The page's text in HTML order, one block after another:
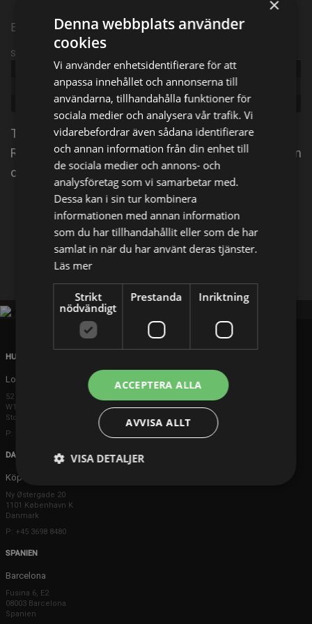
Episode 1
Sändningsinformation
Publicerad:
2022
On Their Marks Part 1
Reality
The Curse of Oak Island dokumenterar bröderna
Rick och Marty Lagina när de följer sin livslånga dröm
om att lösa det 223-åriga Oak Island-mysteriet.
E-postadress
HUVUDKONTOR
London
52 Brook Street
W1K 5DS London
Storbritannien
P: +44 203 608 8181
DANMARK
Köpenhamn
Ny Østergade 20
1101 København K
Danmark
P: +45 3698 8480
SPANIEN
Barcelona
Fusina 6, E2
08003 Barcelona
Spanien
×
Denna webbplats använder
cookies
Vi använder enhetsidentifierare för att
anpassa innehållet och annonserna till
användarna, tillhandahålla funktioner för
sociala medier och analysera vår trafik. Vi
vidarebefordrar även sådana identifierare
och annan information från din enhet till
de sociala medier och annons- och
analysföretag som vi samarbetar med.
Dessa kan i sin tur kombinera
informationen med annan information
som du har tillhandahållit eller som de har
samlat in när du har använt deras tjänster.
Läs mer
Strikt
nödvändigt
Prestanda Inriktning
ACCEPTERA ALLA
AVVISA ALLT
VISA DETALJER